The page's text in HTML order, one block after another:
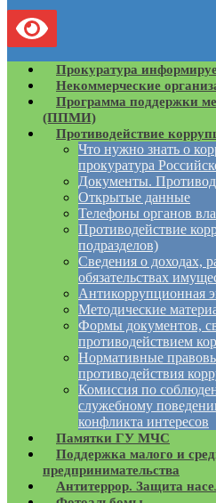
Прокуратура
Некоммерческие
Программа поддержки
(ППМИ)
Противодействие
Что нужно знать о
прокуратура
Документы.
Открытые данные
Телефоны органов
Противодействие
подразделов)
Сведения о доходах,
обязательствах
Антикоррупционная
Методические
Формы документов,
противодействием
Нормативные
противодействия
Комиссия по
служебному
конфликта интересов
Памятки ГУ МЧС
Поддержка малого и
предпринимательства
Антитеррор. Защита